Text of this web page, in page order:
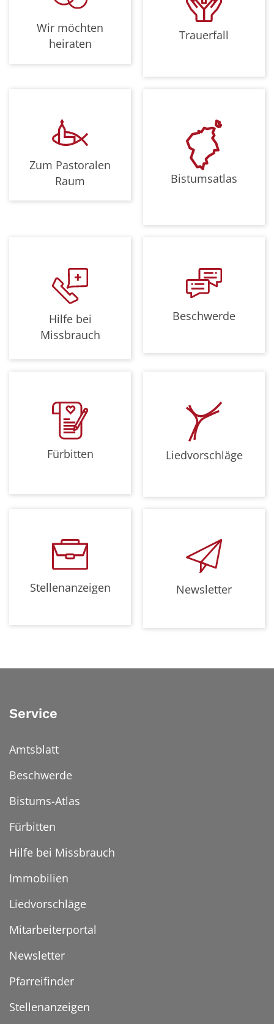
Wir möchten
heiraten
Trauerfall
Zum Pastoralen
Raum
Bistumsatlas
Hilfe bei
Missbrauch
Beschwerde
Fürbitten Liedvorschläge
Stellenanzeigen Newsletter
Service
Amtsblatt
Beschwerde
Bistums-Atlas
Fürbitten
Hilfe bei Missbrauch
Immobilien
Liedvorschläge
Mitarbeiterportal
Newsletter
Pfarreifinder
Stellenanzeigen